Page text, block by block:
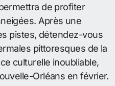
de profiter
Après une
pistes, détendez-vous
pittoresques de la
culturelle inoubliable,
Orléans en février.